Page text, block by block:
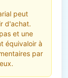
peut
d'achat.
et une
équivaloir à
par